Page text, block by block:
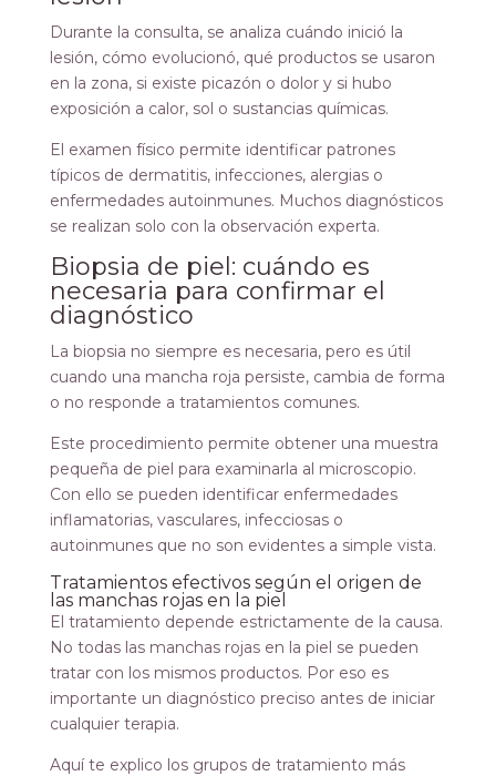
Durante la consulta, se analiza cuándo inició la
lesión, cómo evolucionó, qué productos se usaron
en la zona, si existe picazón o dolor y si hubo
exposición a calor, sol o sustancias químicas.
El examen físico permite identificar patrones
típicos de dermatitis, infecciones, alergias o
enfermedades autoinmunes. Muchos diagnósticos
se realizan solo con la observación experta.
Biopsia de piel: cuándo es
necesaria para confirmar el
diagnóstico
La biopsia no siempre es necesaria, pero es útil
cuando una mancha roja persiste, cambia de forma
o no responde a tratamientos comunes.
Este procedimiento permite obtener una muestra
pequeña de piel para examinarla al microscopio.
Con ello se pueden identificar enfermedades
inflamatorias, vasculares, infecciosas o
autoinmunes que no son evidentes a simple vista.
Tratamientos efectivos según el origen de
las manchas rojas en la piel
El tratamiento depende estrictamente de la causa.
No todas las manchas rojas en la piel se pueden
tratar con los mismos productos. Por eso es
importante un diagnóstico preciso antes de iniciar
cualquier terapia.
Aquí te explico los grupos de tratamiento más